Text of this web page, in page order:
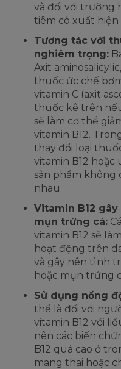
và đối với trường
tiêm có xuất hiện
Tương tác với
nghiêm trọng:
Axit
thuốc ức chế
vitamin C (axit
thuốc kê trên
sẽ làm cơ thể
vitamin B12.
thay đổi loại
vitamin B12 hoặc
sản phẩm
nhau.
Vitamin B12
mụn trứng cá:
vitamin B12 sẽ
hoạt động trên
và gây nên tình
hoặc mụn trứng
Sử dụng nồng
thể là đối với
vitamin B12 với
nên các biến
B12 quá cao ở
mang thai hoặc